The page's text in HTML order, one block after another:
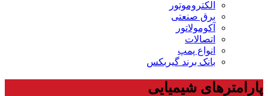
الکتروموتور
برق صنعتی
آکومولاتور
اتصالات
انواع پمپ
بانک برند گیربکس
پارامترهای شیمیایی